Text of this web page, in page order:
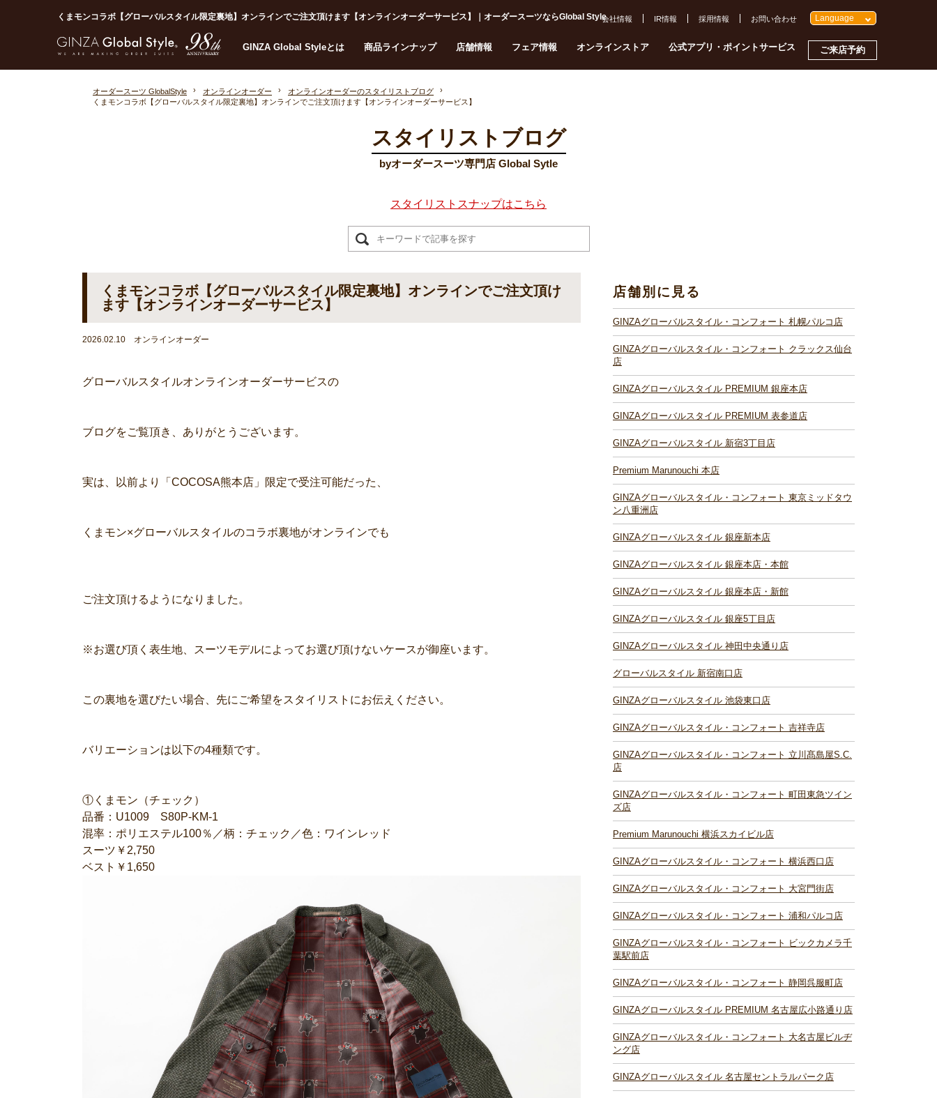
くまモンコラボ【グローバルスタイル限定裏地】オンラインでご注文頂けます【オンラインオーダーサービス】｜オーダースーツならGlobal Style
GINZA Global Styleとは 商品ラインナップ 店舗情報 フェア情報 オンラインストア 公式アプリ・ポイントサービス ご来店予約
会社情報 IR情報 採用情報 お問い合わせ Language
オーダースーツ GlobalStyle オンラインオーダー
オンラインオーダーのスタイリストブログ
くまモンコラボ【グローバルスタイル限定裏地】オンラインでご注文頂けます【オンラインオーダーサービス】
スタイリストブログ
byオーダースーツ専門店 Global Sytle
スタイリストスナップはこちら
くまモンコラボ【グローバルスタイル限定裏地】オンラインでご注文頂け
ます【オンラインオーダーサービス】
2026.02.10 オンラインオーダー
グローバルスタイルオンラインオーダーサービスの
ブログをご覧頂き、ありがとうございます。
実は、以前より「COCOSA熊本店」限定で受注可能だった、
くまモン×グローバルスタイルのコラボ裏地がオンラインでも
ご注文頂けるようになりました。
※お選び頂く表生地、スーツモデルによってお選び頂けないケースが御座います。
この裏地を選びたい場合、先にご希望をスタイリストにお伝えください。
バリエーションは以下の4種類です。
①くまモン（チェック）
品番：U1009 S80P-KM-1
混率：ポリエステル100％／柄：チェック／色：ワインレッド
スーツ￥2,750
ベスト￥1,650
店舗別に見る
GINZAグローバルスタイル・コンフォート 札幌パルコ店
GINZAグローバルスタイル・コンフォート クラックス仙台
店
GINZAグローバルスタイル PREMIUM 銀座本店
GINZAグローバルスタイル PREMIUM 表参道店
GINZAグローバルスタイル 新宿3丁目店
Premium Marunouchi 本店
GINZAグローバルスタイル・コンフォート 東京ミッドタウ
ン八重洲店
GINZAグローバルスタイル 銀座新本店
GINZAグローバルスタイル 銀座本店・本館
GINZAグローバルスタイル 銀座本店・新館
GINZAグローバルスタイル 銀座5丁目店
GINZAグローバルスタイル 神田中央通り店
グローバルスタイル 新宿南口店
GINZAグローバルスタイル 池袋東口店
GINZAグローバルスタイル・コンフォート 吉祥寺店
GINZAグローバルスタイル・コンフォート 立川髙島屋S.C.
店
GINZAグローバルスタイル・コンフォート 町田東急ツイン
ズ店
Premium Marunouchi 横浜スカイビル店
GINZAグローバルスタイル・コンフォート 横浜西口店
GINZAグローバルスタイル・コンフォート 大宮門街店
GINZAグローバルスタイル・コンフォート 浦和パルコ店
GINZAグローバルスタイル・コンフォート ビックカメラ千
葉駅前店
GINZAグローバルスタイル・コンフォート 静岡呉服町店
GINZAグローバルスタイル PREMIUM 名古屋広小路通り店
GINZAグローバルスタイル・コンフォート 大名古屋ビルヂ
ング店
GINZAグローバルスタイル 名古屋セントラルパーク店